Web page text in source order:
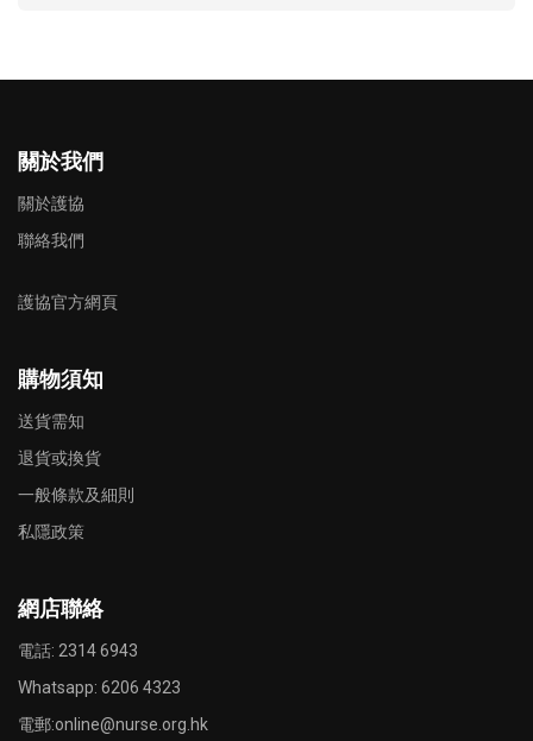
關於我們
關於護協
聯絡我們
護協官方網頁
購物須知
送貨需知
退貨或換貨
一般條款及細則
私隱政策
網店聯絡
電話: 2314 6943
Whatsapp: 6206 4323
電郵:online@nurse.org.hk